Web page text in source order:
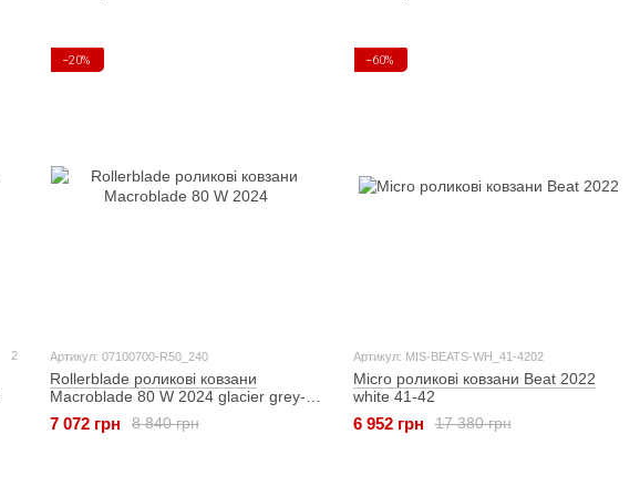
2
−20%
Артикул: 07100700-R50_240
Rollerblade роликові ковзани
Macroblade 80 W 2024 glacier grey-
coral 240
8 840 грн
7 072 грн
−60%
Артикул: MIS-BEATS-WH_41-4202
Micro роликові ковзани Beat 2022
white 41-42
17 380 грн
6 952 грн